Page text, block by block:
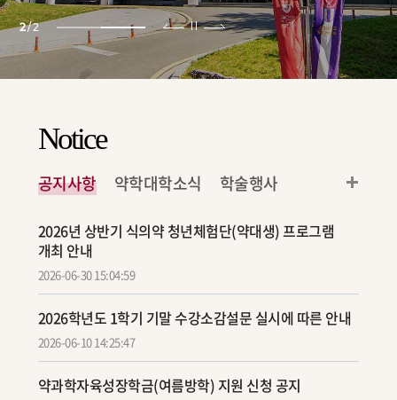
2/2
Notice
공지사항
2026년 상반기 식의약 청년체험단(약대생) 프로그램
개최 안내
2026-06-30 15:04:59
2026학년도 1학기 기말 수강소감설문 실시에 따른 안내
2026-06-10 14:25:47
약과학자육성장학금(여름방학) 지원 신청 공지
약학대학소식 학술행사